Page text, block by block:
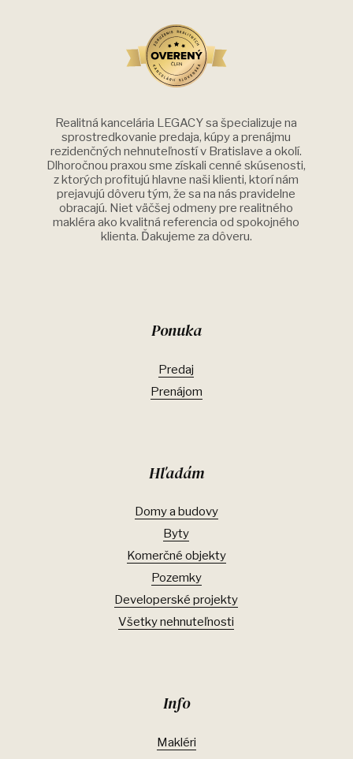
Realitná kancelária LEGACY sa špecializuje na
sprostredkovanie predaja, kúpy a prenájmu
rezidenčných nehnuteľností v Bratislave a okolí.
Dlhoročnou praxou sme získali cenné skúsenosti,
z ktorých profitujú hlavne naši klienti, ktorí nám
prejavujú dôveru tým, že sa na nás pravidelne
obracajú. Niet väčšej odmeny pre realitného
makléra ako kvalitná referencia od spokojného
klienta. Ďakujeme za dôveru.
Ponuka
Predaj
Prenájom
Hľadám
Domy a budovy
Byty
Komerčné objekty
Pozemky
Developerské projekty
Všetky nehnuteľnosti
Info
Makléri